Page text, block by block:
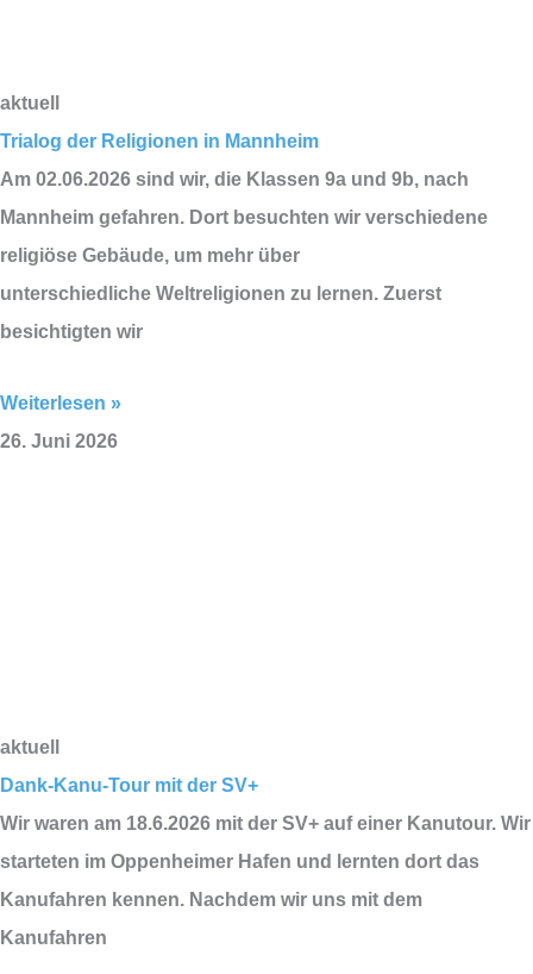
aktuell
Trialog der Religionen in Mannheim
Am 02.06.2026 sind wir, die Klassen 9a und 9b, nach
Mannheim gefahren. Dort besuchten wir verschiedene
religiöse Gebäude, um mehr über
unterschiedliche Weltreligionen zu lernen. Zuerst
besichtigten wir
Weiterlesen »
26. Juni 2026
aktuell
Dank-Kanu-Tour mit der SV+
Wir waren am 18.6.2026 mit der SV+ auf einer Kanutour. Wir
starteten im Oppenheimer Hafen und lernten dort das
Kanufahren kennen. Nachdem wir uns mit dem
Kanufahren